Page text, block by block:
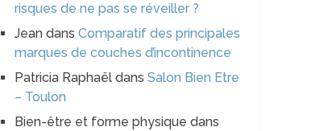
risques de ne pas se réveiller ?
Jean dansComparatif des principales
marques de couches d’incontinence
Patricia Raphaël dansSalon Bien Etre
– Toulon
Bien-être et forme physique dans